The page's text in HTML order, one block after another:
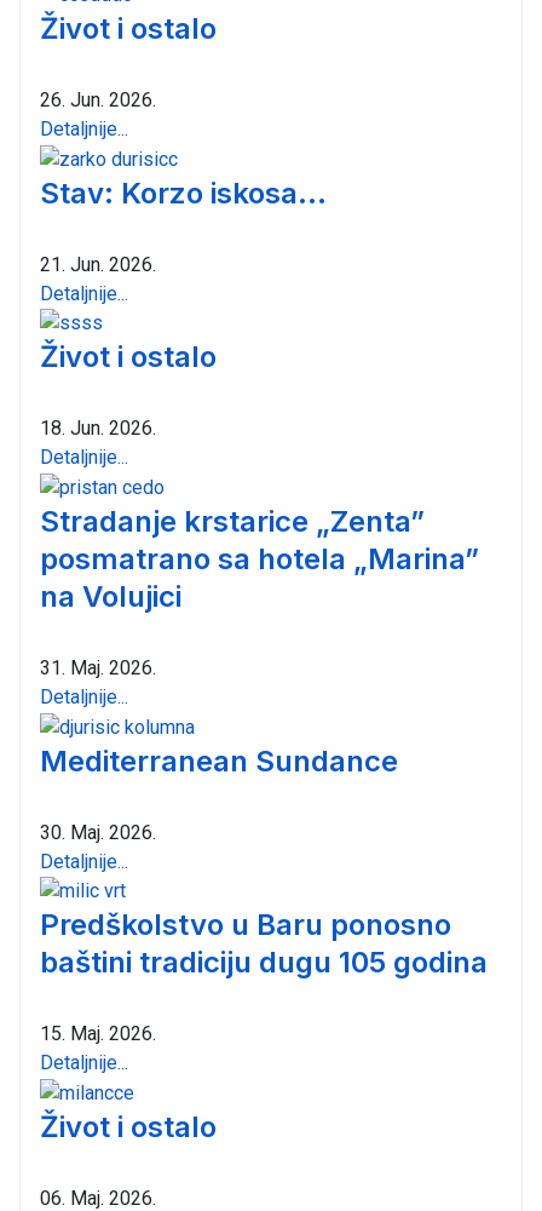
Život i ostalo
26. Jun. 2026.
Detaljnije...
Stav: Korzo iskosa...
21. Jun. 2026.
Detaljnije...
Život i ostalo
18. Jun. 2026.
Detaljnije...
Stradanje krstarice „Zenta”
posmatrano sa hotela „Marina”
na Volujici
31. Maj. 2026.
Detaljnije...
Mediterranean Sundance
30. Maj. 2026.
Detaljnije...
Predškolstvo u Baru ponosno
baštini tradiciju dugu 105 godina
15. Maj. 2026.
Detaljnije...
Život i ostalo
06. Maj. 2026.